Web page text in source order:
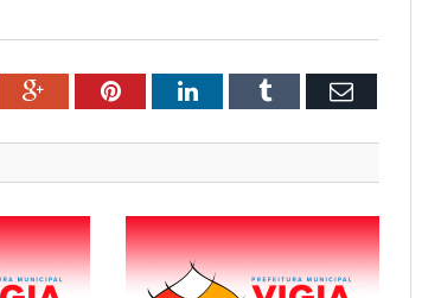
Google+PinterestLinkedInTumblr Email